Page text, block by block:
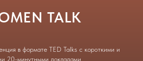
TALK
в формате TED Talks с короткими и
20-минутными докладами